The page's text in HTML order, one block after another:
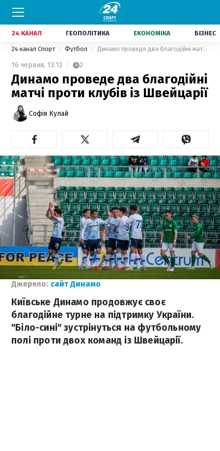
24 КАНАЛ ГЕОПОЛІТИКА ЕКОНОМІКА БІЗНЕС
24 канал Спорт Футбол Динамо проведе два благодійні матчі проти клубів із Швейцарії
16 червня, 13:12 2
Динамо проведе два благодійні
матчі проти клубів із Швейцарії
Софія Кулай
Джерело: сайт Динамо
Київське Динамо продовжує своє
благодійне турне на підтримку України.
"Біло-сині" зустрінуться на футбольному
полі проти двох команд із Швейцарії.